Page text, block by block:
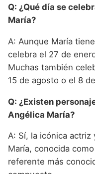
Q: ¿Qué día se
María?
A: Aunque María
celebra el 27 de
Muchas también
15 de agosto o el 8
Q: ¿Existen
Angélica María?
A: Sí, la icónica actriz
María, conocida
referente más